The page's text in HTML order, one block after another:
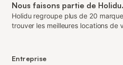
Nous faisons partie de Holidu.
Holidu regroupe plus de 20
trouver les meilleures locations de
Entreprise